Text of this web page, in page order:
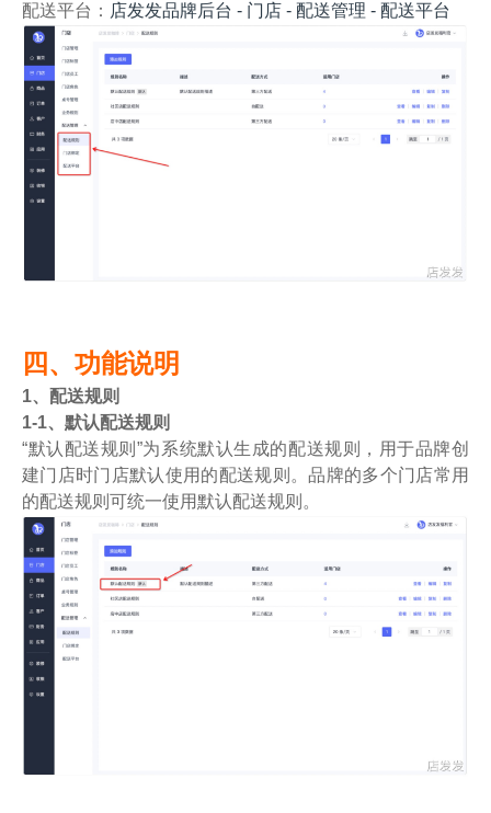
配送平台： 店发发品牌后台 - 门店 - 配送管理 - 配送平台
四、功能说明
1、配送规则
1-1、默认配送规则
“默认配送规则”为系统默认生成的配送规则，用于品牌创
建门店时门店默认使用的配送规则。品牌的多个门店常用
的配送规则可统一使用默认配送规则。